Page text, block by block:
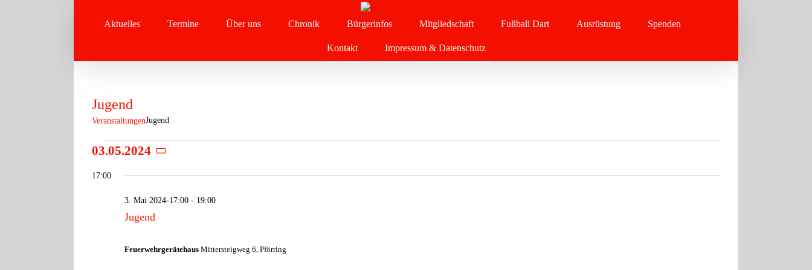
Aktuelles Termine Über uns Chronik Bürgerinfos Mitgliedschaft Fußball Dart Ausrüstung Spenden
Kontakt Impressum & Datenschutz
Jugend
VeranstaltungenJugend
Veranstaltungen
3.
03.05.2024
wählen.
17:00
Jugend
3. Mai 2024-17:00 - 19:00
Feuerwehrgerätehaus Mittersteigweg 6, Pförring